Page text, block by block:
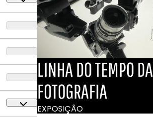
LINHA DO TEMPO DA
FOTOGRAFIA
EXPOSIÇÃO